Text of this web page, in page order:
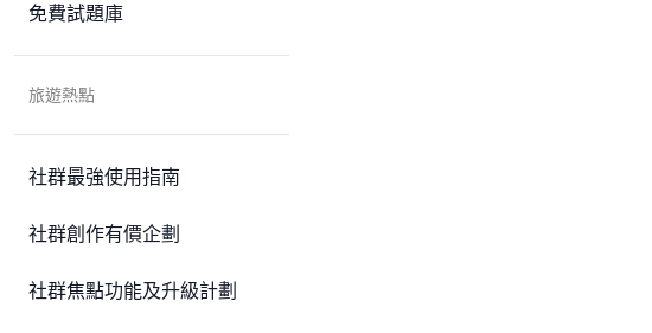
免費試題庫
旅遊熱點
社群最強使用指南
社群創作有價企劃
社群焦點功能及升級計劃